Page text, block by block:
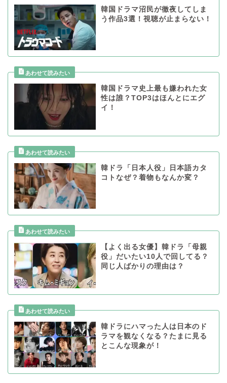
韓国ドラマ沼民が徹夜してしま
う作品3選！視聴が止まらない！
韓国ドラマ史上最も嫌われた女
性は誰？TOP3はほんとにエグ
イ！
韓ドラ「日本人役」日本語カタ
コトなぜ？着物もなんか変？
【よく出る女優】韓ドラ「母親
役」だいたい10人で回してる？
同じ人ばかりの理由は？
韓ドラにハマった人は日本のド
ラマを観なくなる？たまに見る
とこんな現象が！